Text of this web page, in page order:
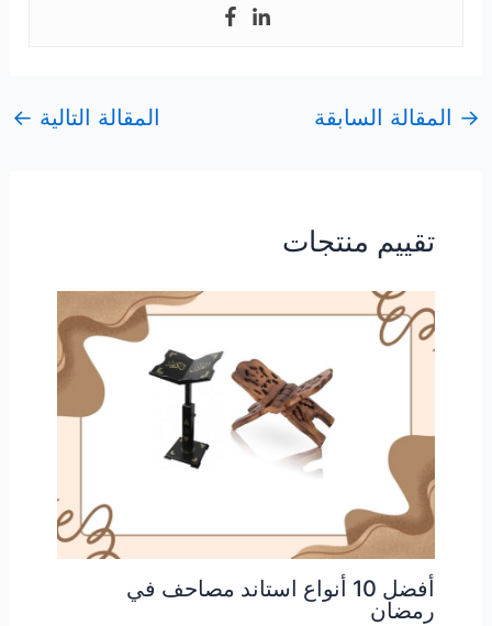
→ المقالة السابقة المقالة التالية ←
تقييم منتجات
أفضل 10 أنواع استاند مصاحف في
رمضان